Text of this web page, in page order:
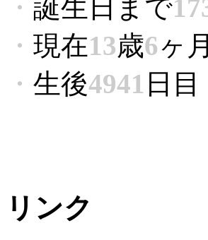
・ 誕生日まで
・ 現在13歳6ヶ月
・ 生後4941 日目
リンク